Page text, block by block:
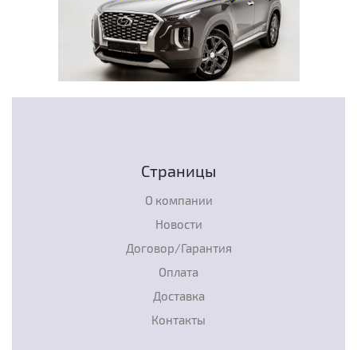
Страницы
О компании
Новости
Договор/Гарантия
Оплата
Доставка
Контакты